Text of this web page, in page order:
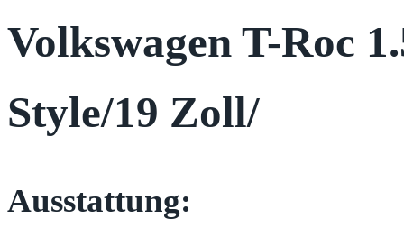
Volkswagen T-Roc
Style/19 Zoll/
Ausstattung: